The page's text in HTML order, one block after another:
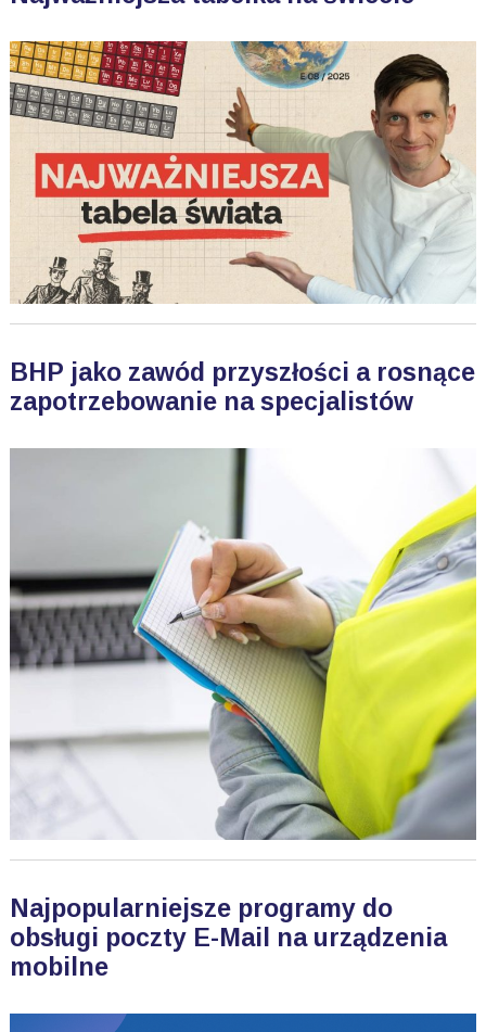
BHP jako zawód przyszłości a rosnące
zapotrzebowanie na specjalistów
Najpopularniejsze programy do
obsługi poczty E-Mail na urządzenia
mobilne